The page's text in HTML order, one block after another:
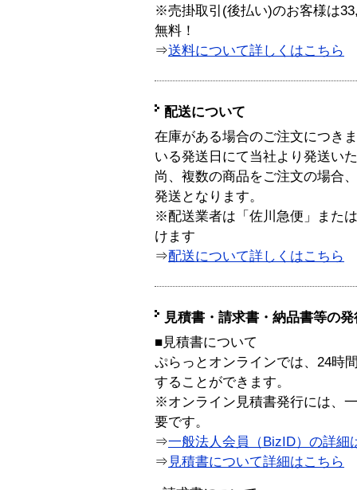
※売掛取引(後払い)のお客様は
無料！
⇒送料について詳しくはこちら
配送について
在庫がある場合のご注文につき
いる発送日にて当社より発送い
尚、複数の商品をご注文の場合
発送となります。
※配送業者は「佐川急便」また
けます
⇒配送について詳しくはこちら
見積書・請求書・納品書等の
■見積書について
ぷらっとオンラインでは、24時
することができます。
※オンライン見積書発行には、
要です。
⇒一般法人会員（BizID）の詳細
⇒ 見積書について詳細はこちら